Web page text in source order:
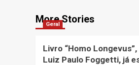
More Stories
Geral
Livro “Homo Longevus”,
Luiz Paulo Foggetti, já